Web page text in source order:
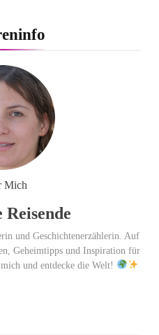
Mich
Reisende
und Geschichtenerzählerin. Auf
Geheimtipps und Inspiration für
und entdecke die Welt!